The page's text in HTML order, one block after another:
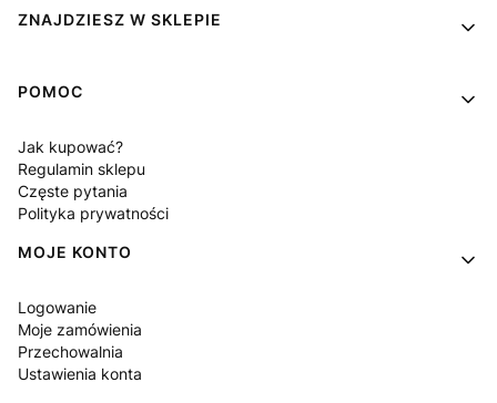
ZNAJDZIESZ W SKLEPIE
POMOC
Jak kupować?
Regulamin sklepu
Częste pytania
Polityka prywatności
MOJE KONTO
Logowanie
Moje zamówienia
Przechowalnia
Ustawienia konta